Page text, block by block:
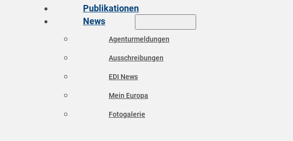
Publikationen
News
Agenturmeldungen
Ausschreibungen
EDI News
Mein Europa
Fotogalerie